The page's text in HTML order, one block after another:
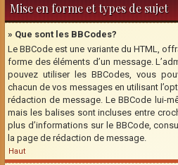
Mise en forme et types de sujet
» Que sont les BBCodes?
Le BBCode est une variante du HTML,
forme des éléments d’un message.
pouvez utiliser les BBCodes, vous
chacun de vos messages en utilisant
rédaction de message. Le BBCode lui-
mais les balises sont incluses entre
plus d’informations sur le BBCode,
la page de rédaction de message.
Haut